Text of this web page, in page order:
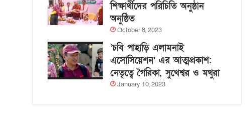
শিক্ষার্থীদের পরিচিতি অনুষ্ঠান
অনুষ্ঠিত
October 8, 2023
‘চবি পাহাড়ি এলামনাই
এসোসিয়েশন’ এর আত্মপ্রকাশ:
নেতৃত্বে গৈরিকা, সুখেশ্বর ও মথুরা
January 10, 2023